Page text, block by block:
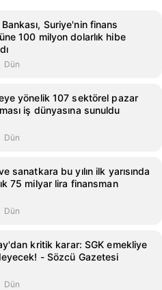
Suriye'nin finans
100 milyon dolarlık hibe
Dün
yönelik 107 sektörel pazar
iş dünyasına sunuldu
Dün
sanatkara bu yılın ilk yarısında
75 milyar lira finansman
Dün
kritik karar: SGK emekliye
- Sözcü Gazetesi
Dün